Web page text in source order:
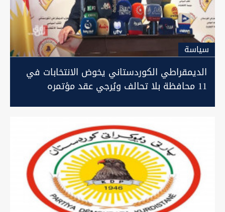
سیاسة
الديمقراطي الكوردستاني يخوض الانتخابات في
11 محافظة بلا تحالف ويُرجي عقد مؤتمره